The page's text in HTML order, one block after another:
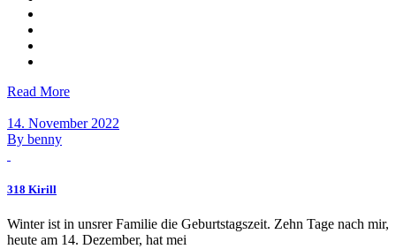
Read More
14. November 2022
By benny
318 Kirill
Winter ist in unsrer Familie die Geburtstagszeit. Zehn Tage nach mir,
heute am 14. Dezember, hat mei